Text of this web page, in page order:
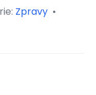
Zpravy •